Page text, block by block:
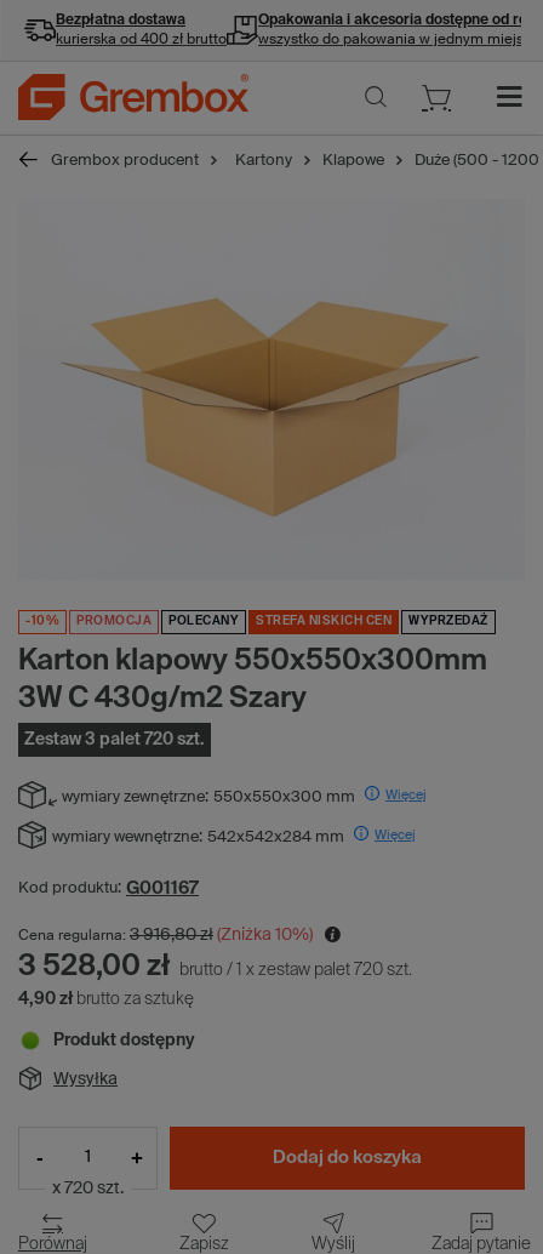
Bezpłatna dostawa
kurierska od 400 zł brutto
Opakowania i akcesoria dostępne od ręki
wszystko do pakowania w jednym miejscu
Grembox producent Kartony Klapowe Duże (500 -
-10% PROMOCJA POLECANY STREFA NISKICH CEN WYPRZEDAŻ
Karton klapowy 550x550x300mm
3W C 430g/m2 Szary
Zestaw 3 palet 720 szt.
wymiary zewnętrzne: 550x550x300 mm Więcej
wymiary wewnętrzne: 542x542x284 mm Więcej
Kod produktu: G001167
Cena regularna: 3 916,80 zł (Zniżka 10%)
3 528,00 zł brutto / 1 x zestaw palet 720 szt.
4,90 zł brutto za sztukę
Produkt dostępny
Wysyłka
- +
x 720 szt.
Dodaj do koszyka
Porównaj Zapisz Wyślij Zadaj pytanie